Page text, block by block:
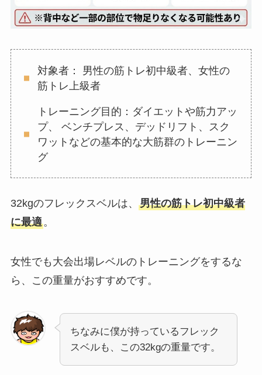
対象者： 男性の筋トレ初中級者、女性の
筋トレ上級者
トレーニング目的：ダイエットや筋力アッ
プ、 ベンチプレス、デッドリフト、スク
ワットなどの基本的な大筋群のトレーニン
グ
32kgのフレックスベルは、 男性の筋トレ初中級者
に最適。
女性でも大会出場レベルのトレーニングをするな
ら、この重量がおすすめです。
ちなみに僕が持っているフレック
スベルも、この32kgの重量です。